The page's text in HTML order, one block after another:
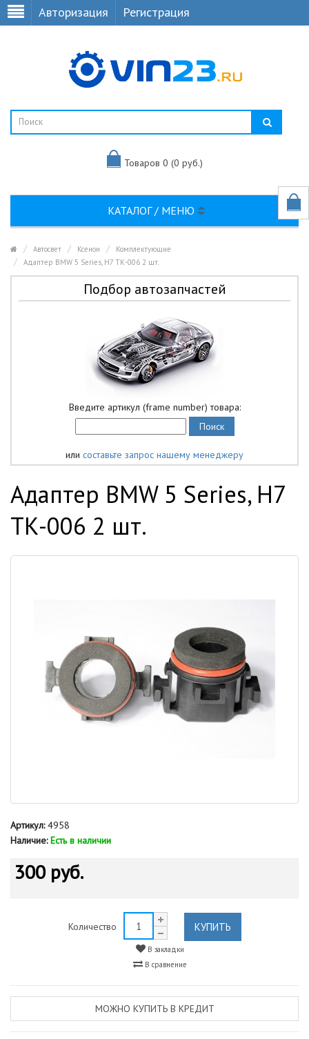
Авторизация Регистрация
Товаров 0 (0 руб.)
КАТАЛОГ / МЕНЮ
Автосвет Ксенон
Комплектующие
Адаптер BMW 5 Series, H7 ТК-006 2 шт.
Подбор автозапчастей
Введите артикул (frame number) товара:
или составьте запрос нашему менеджеру
Адаптер BMW 5 Series, H7
ТК-006 2 шт.
Артикул:4958
Наличие: Есть в наличии
300 руб.
Количество КУПИТЬ
В закладки
В сравнение
МОЖНО КУПИТЬ В КРЕДИТ